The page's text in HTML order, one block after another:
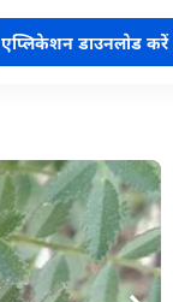
एप्लिकेशन डाउनलोड करें